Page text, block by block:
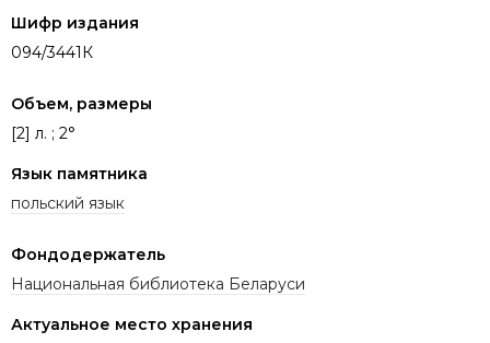
Шифр издания
094/3441К
Объем, размеры
[2] л. ; 2°
Язык памятника
польский язык
Фондодержатель
Национальная библиотека Беларуси
Актуальное место хранения